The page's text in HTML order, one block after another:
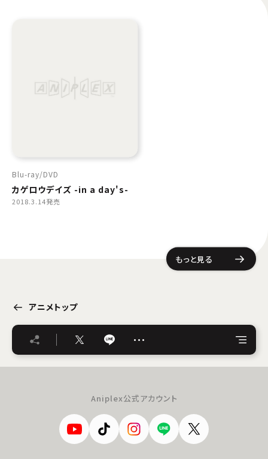
Blu-ray DVD
カゲロウデイズ -in a day's-
2018.3.14発売
もっと見る
アニメトップ
…
Aniplex公式アカウント